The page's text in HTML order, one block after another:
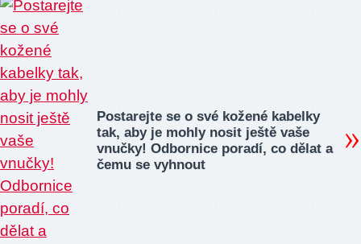
Postarejte se o své kožené kabelky
tak, aby je mohly nosit ještě vaše
vnučky! Odbornice poradí, co dělat a
čemu se vyhnout